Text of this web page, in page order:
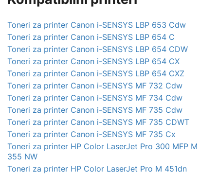
Toneri za printer Canon i-SENSYS LBP 653 Cdw
Toneri za printer Canon i-SENSYS LBP 654 C
Toneri za printer Canon i-SENSYS LBP 654 CDW
Toneri za printer Canon i-SENSYS LBP 654 CX
Toneri za printer Canon i-SENSYS LBP 654 CXZ
Toneri za printer Canon i-SENSYS MF 732 Cdw
Toneri za printer Canon i-SENSYS MF 734 Cdw
Toneri za printer Canon i-SENSYS MF 735 Cdw
Toneri za printer Canon i-SENSYS MF 735 CDWT
Toneri za printer Canon i-SENSYS MF 735 Cx
Toneri za printer HP Color LaserJet Pro 300 MFP M
355 NW
Toneri za printer HP Color LaserJet Pro M 451dn